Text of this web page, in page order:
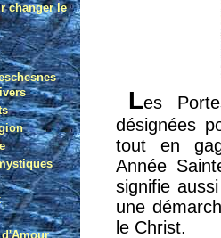
Les
désignées
tout en
Année
signifie
une
le Christ.